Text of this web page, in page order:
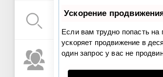
Ускорение
Если вам трудно попасть на
ускоряет продвижение в
один запрос у вас не